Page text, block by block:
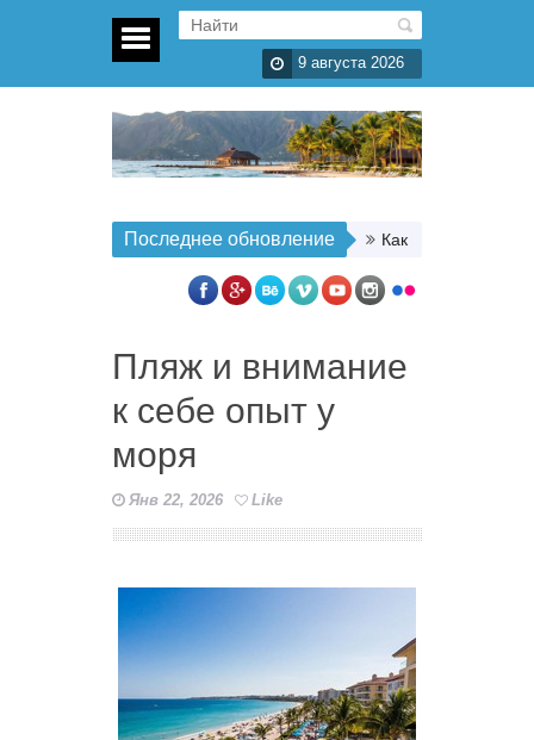
9 августа 2026
Последнее обновление Как организовать
Пляж и внимание
к себе опыт у
моря
Янв 22, 2026 Like